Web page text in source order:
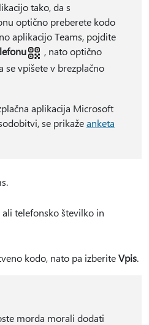
tako, da s
optično preberete kodo
aplikacijo Teams, pojdite
, nato optično
se vpišete v brezplačno
aplikacija Microsoft
se prikažeanketa
telefonsko številko in
kodo, nato pa izberiteVpis.
morda morali dodati